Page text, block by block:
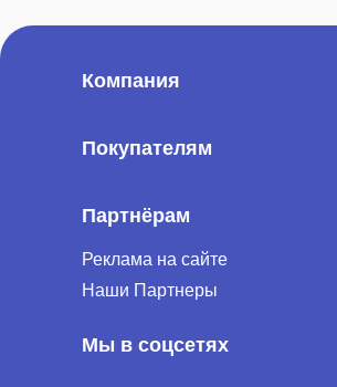
Компания
Покупателям
Партнёрам
Реклама на сайте
Наши Партнеры
Мы в соцсетях